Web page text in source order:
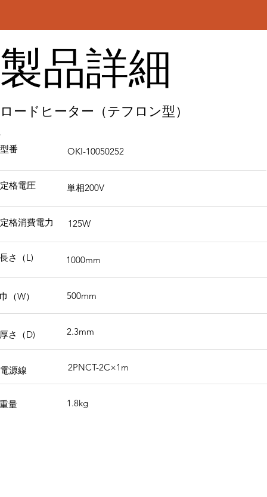
​製品詳細
型番
定格電圧
定格消費電力
長さ（L)
（W）
厚さ（D)
電源線
重量
OKI-10050252
単相200V
125W
1000mm
500mm
2.3mm
2PNCT-2C×1m
1.8kg
ロードヒーター（テフロン型）